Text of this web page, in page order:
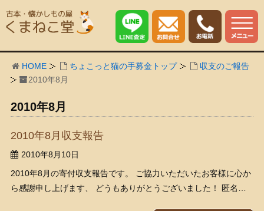
HOME ちょこっと猫の手募金トップ
収支のご報告
2010年8月
2010年8月
2010年8月収支報告
2010年8月10日
2010年8月の寄付収支報告です。 ご協力いただいたお客様に心か
ら感謝申し上げます、 どうもありがとうございました！ 匿名様